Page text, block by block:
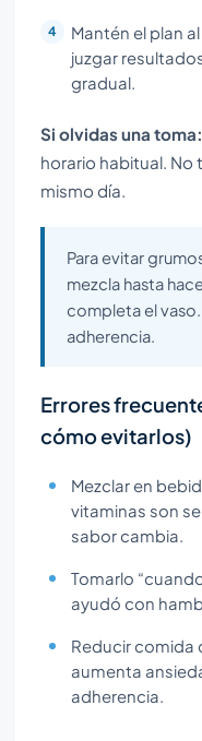
Mantén el plan
juzgar
gradual.
Si olvidas una toma:
horario habitual. No
mismo día.
Para evitar
mezcla hasta
completa el
adherencia.
Errores
cómo evitarlos)
Mezclar en
vitaminas son
sabor cambia.
Tomarlo
ayudó con
Reducir comida
aumenta
adherencia.